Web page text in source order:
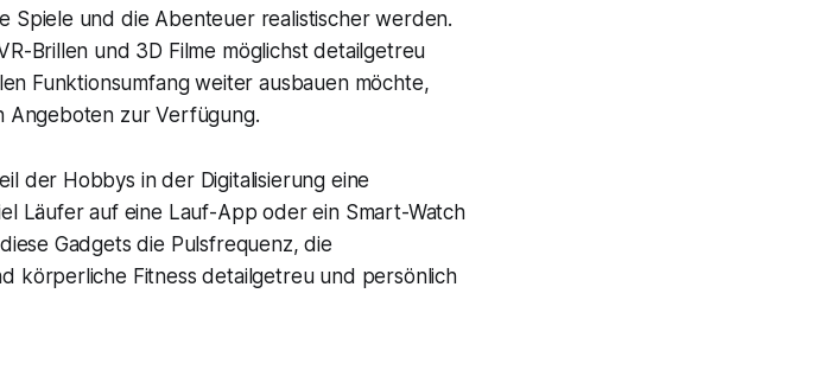
Spiele und die Abenteuer realistischer werden.
Brillen und 3D Filme möglichst detailgetreu
Funktionsumfang weiter ausbauen möchte,
Angeboten zur Verfügung.
der Hobbys in der Digitalisierung eine
Läufer auf eine Lauf-App oder ein Smart-Watch
Gadgets die Pulsfrequenz, die
körperliche Fitness detailgetreu und persönlich